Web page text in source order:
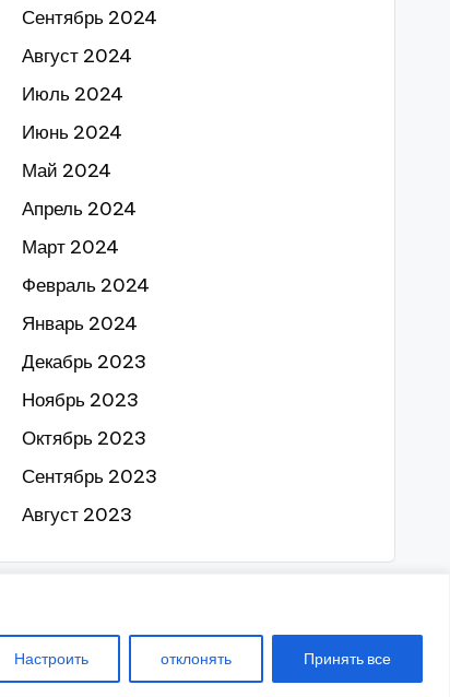
Настроить отклонять Принять все
Сентябрь 2024
Август 2024
Июль 2024
Июнь 2024
Май 2024
Апрель 2024
Март 2024
Февраль 2024
Январь 2024
Декабрь 2023
Ноябрь 2023
Октябрь 2023
Сентябрь 2023
Август 2023